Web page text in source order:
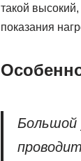
такой
показания
Большой